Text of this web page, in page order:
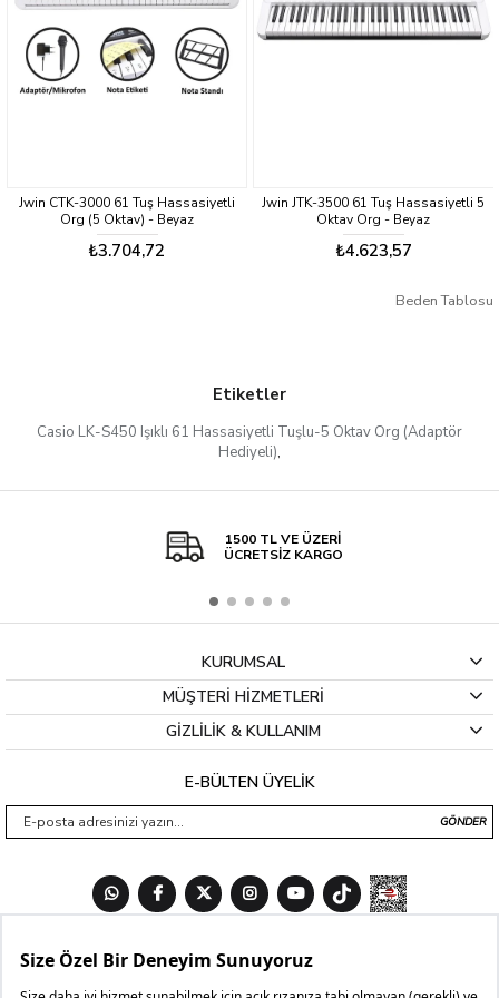
Uygulama Bağlantısı:Evet (CASIO MUSIC SPACE)
Bluetooth MIDI ve Ses: Var (İsteğe Bağlı Kablosuz
MIDI ve Ses Adaptörü WU-BT10 ile)
MIDI:Evet (USB Bağlantı Noktasını Kullanarak): GM Seviye 1 Uyumlu
Jwin CTK-3000 61 Tuş Hassasiyetli
Org (5 Oktav) - Beyaz
₺3.704,72
Jwin JTK-3500 61 Tuş Hassasiyetli 5
Oktav Org - Beyaz
₺4.623,57
Beden Tablosu
Etiketler
Casio LK-S450 Işıklı 61 Hassasiyetli Tuşlu-5 Oktav Org (Adaptör
Hediyeli),
1500 TL VE ÜZERİ
ÜCRETSİZ KARGO
KURUMSAL
MÜŞTERİ HİZMETLERİ
GİZLİLİK & KULLANIM
E-BÜLTEN ÜYELİK
GÖNDER